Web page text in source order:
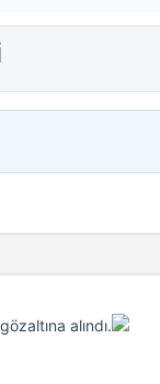
alındı.